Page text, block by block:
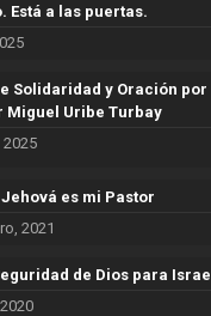
Está a las puertas.
Solidaridad y Oración por
Miguel Uribe Turbay
2025
Jehová es mi Pastor
2021
de Dios para Israel